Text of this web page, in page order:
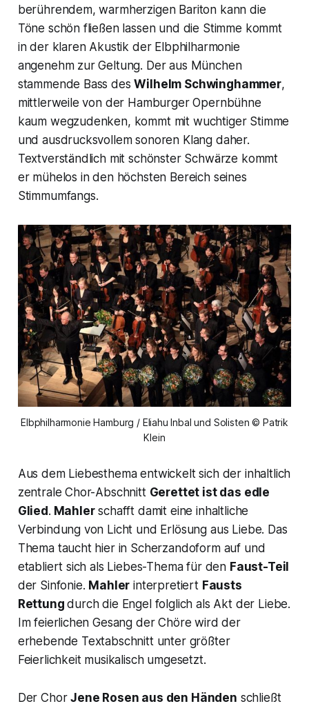
berührendem, warmherzigen Bariton kann die
Töne schön fließen lassen und die Stimme kommt
in der klaren Akustik der Elbphilharmonie
angenehm zur Geltung. Der aus München
stammende Bass desWilhelm Schwinghammer,
mittlerweile von der Hamburger Opernbühne
kaum wegzudenken, kommt mit wuchtiger Stimme
und ausdrucksvollem sonoren Klang daher.
Textverständlich mit schönster Schwärze kommt
er mühelos in den höchsten Bereich seines
Stimmumfangs.
Elbphilharmonie Hamburg / Eliahu Inbal und Solisten © Patrik
Klein
Aus dem Liebesthema entwickelt sich der inhaltlich
zentrale Chor-Abschnitt Gerettet ist das edle
Glied . Mahlerschafft damit eine inhaltliche
Verbindung von Licht und Erlösung aus Liebe. Das
Thema taucht hier in Scherzandoform auf und
etabliert sich als Liebes-Themafür den Faust-Teil
der Sinfonie. Mahler interpretiert Fausts
Rettung durch die Engel folglich als Akt der Liebe.
Im feierlichen Gesang der Chöre wird der
erhebende Textabschnitt unter größter
Feierlichkeit musikalisch umgesetzt.
Der ChorJene Rosen aus den Händen schließt